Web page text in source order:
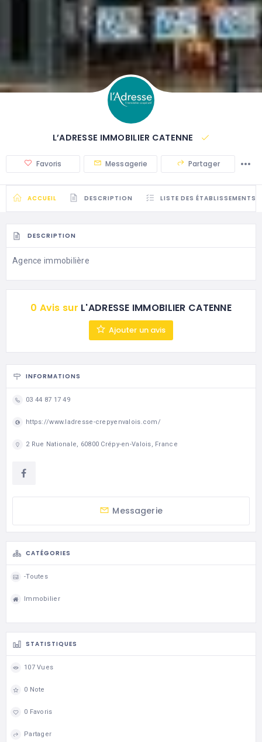
L’ADRESSE IMMOBILIER CATENNE
Favoris Messagerie Partager
ACCUEIL DESCRIPTION LISTE DES ÉTABLISSEMENTS
DESCRIPTION
Agence immobilière
0 Avis sur L'ADRESSE IMMOBILIER CATENNE
Ajouter un avis
INFORMATIONS
03 44 87 17 49
https://www.ladresse-crepyenvalois.com/
2 Rue Nationale, 60800 Crépy-en-Valois, France
Messagerie
CATÉGORIES
-Toutes
Immobilier
STATISTIQUES
107 Vues
0 Note
0 Favoris
Partager